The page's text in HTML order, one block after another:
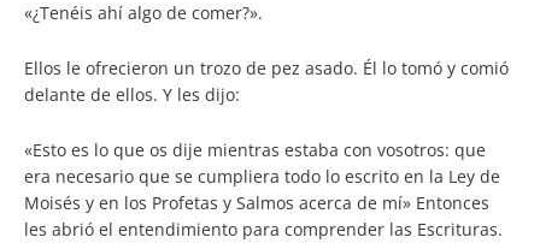
«¿Tenéis ahí algo de comer?».
Ellos le ofrecieron un trozo de pez asado. Él lo tomó y comió
delante de ellos. Y les dijo:
«Esto es lo que os dije mientras estaba con vosotros: que
era necesario que se cumpliera todo lo escrito en la Ley de
Moisés y en los Profetas y Salmos acerca de mí» Entonces
les abrió el entendimiento para comprender las Escrituras.